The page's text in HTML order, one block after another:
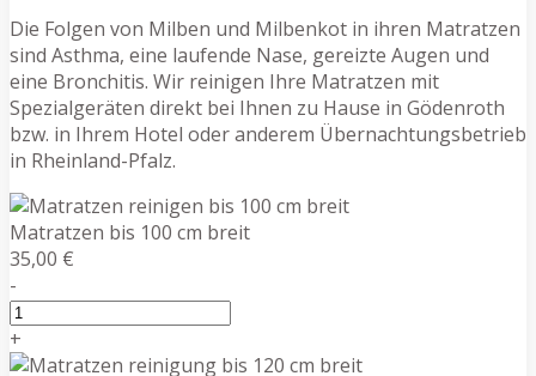
Die Folgen von Milben und Milbenkot in ihren Matratzen
sind Asthma, eine laufende Nase, gereizte Augen und
eine Bronchitis. Wir reinigen Ihre Matratzen mit
Spezialgeräten direkt bei Ihnen zu Hause in Gödenroth
bzw. in Ihrem Hotel oder anderem Übernachtungsbetrieb
in Rheinland-Pfalz.
Matratzen bis 100 cm breit
35,00 €
-
+